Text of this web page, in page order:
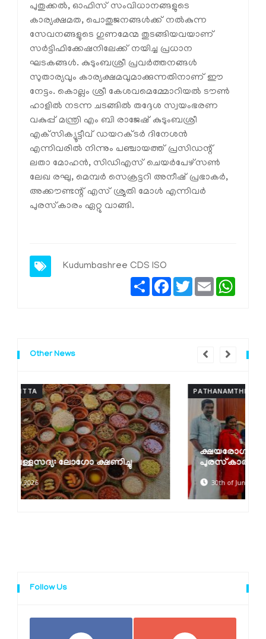
പുതുക്കല്‍, ഓഫിസ് സംവിധാനങ്ങളുടെ
കാര്യക്ഷമത, പൊതുജനങ്ങള്‍ക്ക് നല്‍കുന്ന
സേവനങ്ങളുടെ ഗുണമേന്മ തുടങ്ങിയവയാണ്
സര്‍ട്ടിഫിക്കേഷനിലേക്ക് നയിച്ച പ്രധാന
ഘടകങ്ങള്‍. കുടുംബശ്രീ പ്രവര്‍ത്തനങ്ങള്‍
സുതാര്യവും കാര്യക്ഷമവുമാക്കുന്നതിനാണ് ഈ
നേട്ടം. കൊല്ലം ശ്രീ കേശവമെമ്മോറിയല്‍ ടൗണ്‍
ഹാളില്‍ നടന്ന ചടങ്ങില്‍ തദ്ദേശ സ്വയംഭരണ
വകുപ്പ് മന്ത്രി എം ബി രാജേഷ് കുടുംബശ്രീ
എക്‌സിക്യൂട്ടീവ് ഡയറക്ടര്‍ ദിനേശന്‍
എന്നിവരില്‍ നിന്നും പഞ്ചായത്ത് പ്രസിഡന്റ്
ലതാ മോഹന്‍, സിഡിഎസ് ചെയര്‍പേഴ്സണ്‍
ലേഖ രഘു, മെമ്പര്‍ സെക്രട്ടറി അനീഷ് പ്രഭാകര്‍,
അക്കൗണ്ടന്റ് എസ് ശ്രുതി മോള്‍ എന്നിവര്‍
പുരസ്‌കാരം ഏറ്റു വാങ്ങി.
Kudumbashree CDS ISO
ShareFacebook
TwitterEmail
Other News
PATHANAMTHITTA
ക്ഷയരോഗ മുക്ത പഞ്ചായത്ത്
പുരസ്‌കാരങ്ങൾ വിതരണം ചെയ്തു
30th of June 2026
Follow Us